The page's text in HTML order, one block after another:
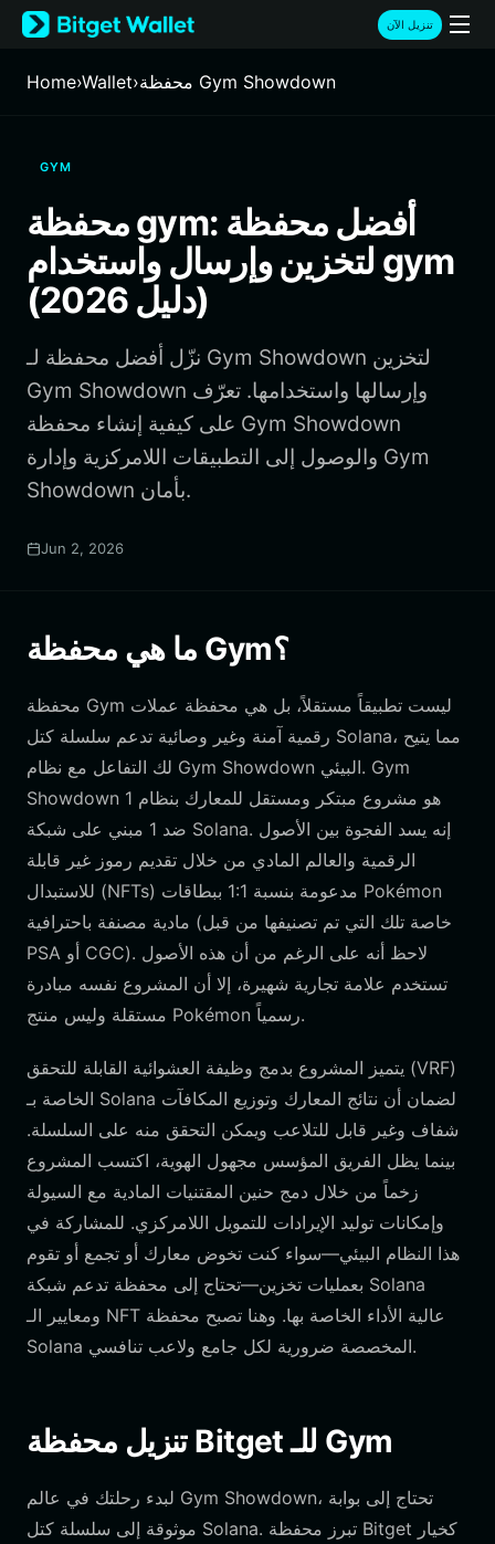
English
日本語
Русский
Italiano
Deutsch
简体中文
繁體中文
Português (Portugal)
ภาษาไทย
हिन्दी
Español
Português (Brasil)
Español (Argentina)
تنزيل الآن
Home›Wallet› محفظة Gym Showdown
GYM
محفظة gym: أفضل محفظة
لتخزين وإرسال واستخدام gym
(دليل 2026)
نزّل أفضل محفظة لـ Gym Showdown لتخزين
Gym Showdown وإرسالها واستخدامها. تعرّف
على كيفية إنشاء محفظة Gym Showdown
والوصول إلى التطبيقات اللامركزية وإدارة Gym
Showdown بأمان.
Jun 2, 2026
ما هي محفظة Gym؟
محفظة Gym ليست تطبيقاً مستقلاً، بل هي محفظة عملات
رقمية آمنة وغير وصائية تدعم سلسلة كتل Solana، مما يتيح
لك التفاعل مع نظام Gym Showdown البيئي. Gym
Showdown هو مشروع مبتكر ومستقل للمعارك بنظام 1
ضد 1 مبني على شبكة Solana. إنه يسد الفجوة بين الأصول
الرقمية والعالم المادي من خلال تقديم رموز غير قابلة
للاستبدال (NFTs) مدعومة بنسبة 1:1 ببطاقات Pokémon
مادية مصنفة باحترافية (خاصة تلك التي تم تصنيفها من قبل
PSA أو CGC). لاحظ أنه على الرغم من أن هذه الأصول
تستخدم علامة تجارية شهيرة، إلا أن المشروع نفسه مبادرة
مستقلة وليس منتج Pokémon رسمياً.
يتميز المشروع بدمج وظيفة العشوائية القابلة للتحقق (VRF)
الخاصة بـ Solana لضمان أن نتائج المعارك وتوزيع المكافآت
شفاف وغير قابل للتلاعب ويمكن التحقق منه على السلسلة.
بينما يظل الفريق المؤسس مجهول الهوية، اكتسب المشروع
زخماً من خلال دمج حنين المقتنيات المادية مع السيولة
وإمكانات توليد الإيرادات للتمويل اللامركزي. للمشاركة في
هذا النظام البيئي—سواء كنت تخوض معارك أو تجمع أو تقوم
بعمليات تخزين—تحتاج إلى محفظة تدعم شبكة Solana
ومعايير الـ NFT عالية الأداء الخاصة بها. وهنا تصبح محفظة
Solana المخصصة ضرورية لكل جامع ولاعب تنافسي.
تنزيل محفظة Bitget للـ Gym
لبدء رحلتك في عالم Gym Showdown، تحتاج إلى بوابة
موثوقة إلى سلسلة كتل Solana. تبرز محفظة Bitget كخيار